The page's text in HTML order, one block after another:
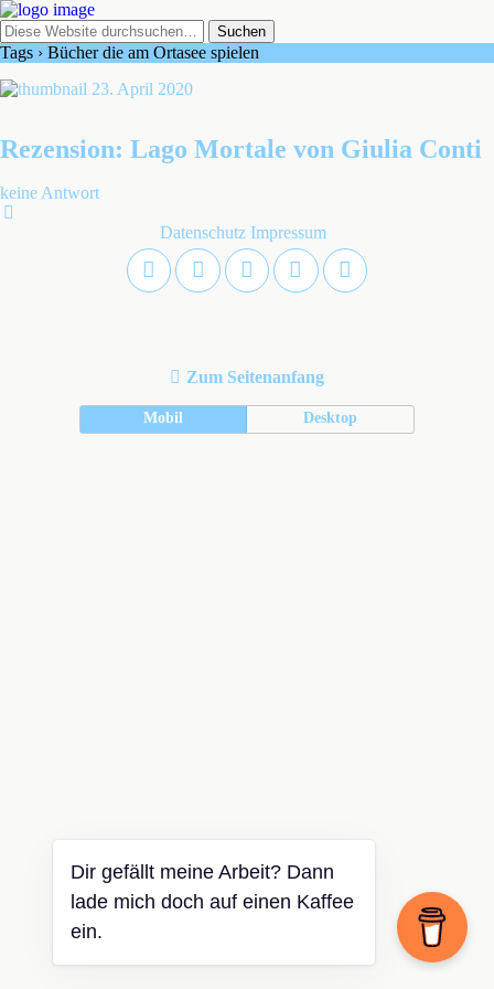
Tags › Bücher die am Ortasee spielen
23. April 2020
Rezension: Lago Mortale von Giulia Conti
keine Antwort
Datenschutz Impressum
Zum Seitenanfang
Mobil Desktop
Dir gefällt meine Arbeit? Dann
lade mich doch auf einen Kaffee
ein.